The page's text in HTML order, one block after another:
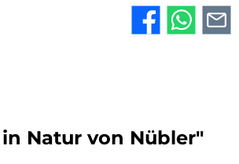
Natur von Nübler"